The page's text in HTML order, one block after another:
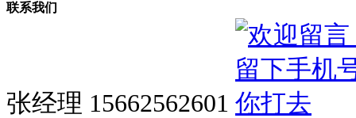
联系我们
张经理 15662562601